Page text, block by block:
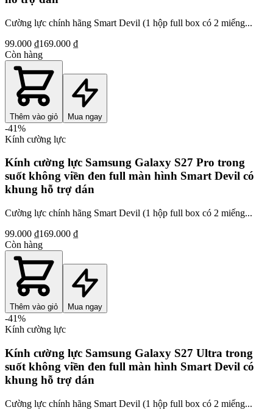
Cường lực chính hãng Smart Devil (1 hộp full box có 2 miếng...
99.000 ₫169.000 ₫
Còn hàng
Thêm vào giỏ Mua ngay
-41%
Kính cường lực
Kính cường lực Samsung Galaxy S27 Pro trong
suốt không viền đen full màn hình Smart Devil có
khung hỗ trợ dán
Cường lực chính hãng Smart Devil (1 hộp full box có 2 miếng...
99.000 ₫169.000 ₫
Còn hàng
Thêm vào giỏ Mua ngay
-41%
Kính cường lực
Kính cường lực Samsung Galaxy S27 Ultra trong
suốt không viền đen full màn hình Smart Devil có
khung hỗ trợ dán
Cường lực chính hãng Smart Devil (1 hộp full box có 2 miếng...